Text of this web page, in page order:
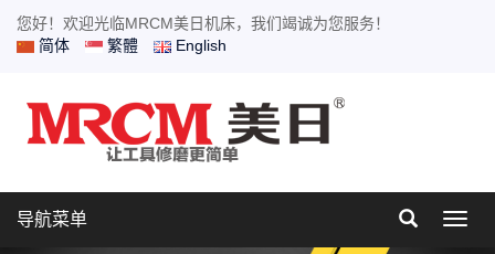
您好！欢迎光临MRCM美日机床，我们竭诚为您服务！
简体
繁體 English
导航菜单